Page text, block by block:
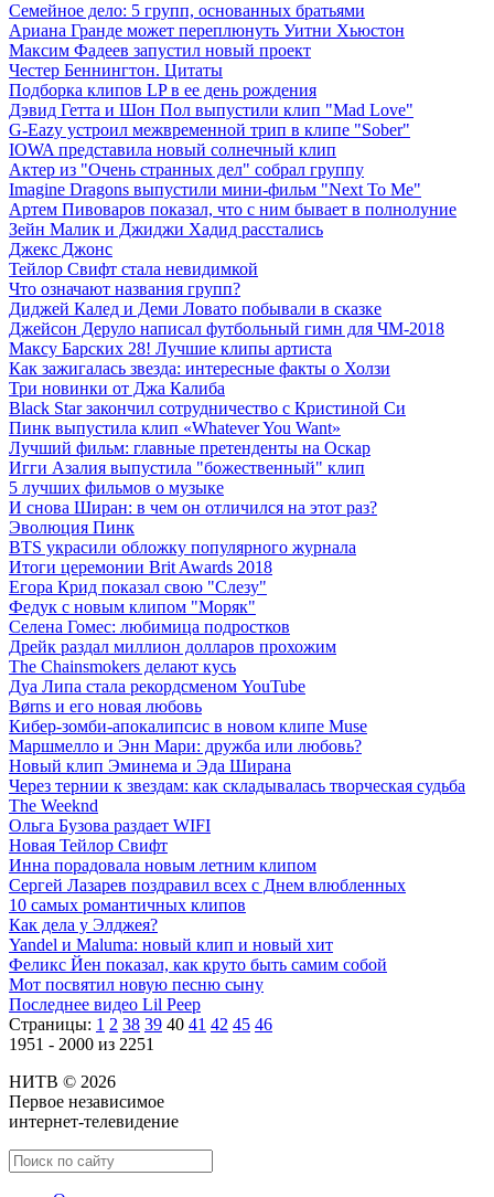
Семейное дело: 5 групп, основанных братьями
Ариана Гранде может переплюнуть Уитни Хьюстон
Максим Фадеев запустил новый проект
Честер Беннингтон. Цитаты
Подборка клипов LP в ее день рождения
Дэвид Гетта и Шон Пол выпустили клип "Mad Love"
G-Eazy устроил межвременной трип в клипе "Sober"
IOWA представила новый солнечный клип
Актер из "Очень странных дел" собрал группу
Imagine Dragons выпустили мини-фильм "Next To Me"
Артем Пивоваров показал, что с ним бывает в полнолуние
Зейн Малик и Джиджи Хадид расстались
Джекс Джонс
Тейлор Свифт стала невидимкой
Что означают названия групп?
Диджей Калед и Деми Ловато побывали в сказке
Джейсон Деруло написал футбольный гимн для ЧМ-2018
Максу Барских 28! Лучшие клипы артиста
Как зажигалась звезда: интересные факты о Холзи
Три новинки от Джа Калиба
Black Star закончил сотрудничество с Кристиной Си
Пинк выпустила клип «Whatever You Want»
Лучший фильм: главные претенденты на Оскар
Игги Азалия выпустила "божественный" клип
5 лучших фильмов о музыке
И снова Ширан: в чем он отличился на этот раз?
Эволюция Пинк
BTS украсили обложку популярного журнала
Итоги церемонии Brit Awards 2018
Егора Крид показал свою "Слезу"
Федук с новым клипом "Моряк"
Селена Гомес: любимица подростков
Дрейк раздал миллион долларов прохожим
The Chainsmokers делают кусь
Дуа Липа стала рекордсменом YouTube
Børns и его новая любовь
Кибер-зомби-апокалипсис в новом клипе Muse
Маршмелло и Энн Мари: дружба или любовь?
Новый клип Эминема и Эда Ширана
Через тернии к звездам: как складывалась творческая судьба
The Weeknd
Ольга Бузова раздает WIFI
Новая Тейлор Свифт
Инна порадовала новым летним клипом
Сергей Лазарев поздравил всех с Днем влюбленных
10 самых романтичных клипов
Как дела у Элджея?
Yandel и Maluma: новый клип и новый хит
Феликс Йен показал, как круто быть самим собой
Мот посвятил новую песню сыну
Последнее видео Lil Peep
Страницы: 1 2 38 39 40 41 42 45 46
1951 - 2000 из 2251
НИТВ © 2026
Первое независимое
интернет-телевидение